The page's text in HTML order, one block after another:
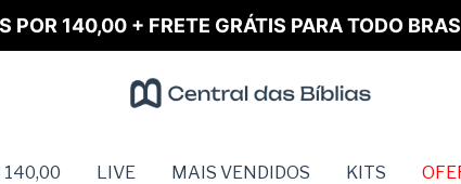
POR 140,00 + FRETE GRÁTIS PARA TODO
140,00 LIVE MAIS VENDIDOS KITS